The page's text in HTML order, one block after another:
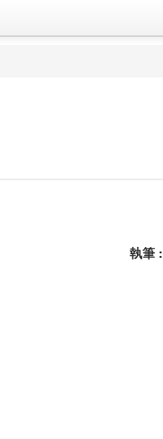
執筆 :